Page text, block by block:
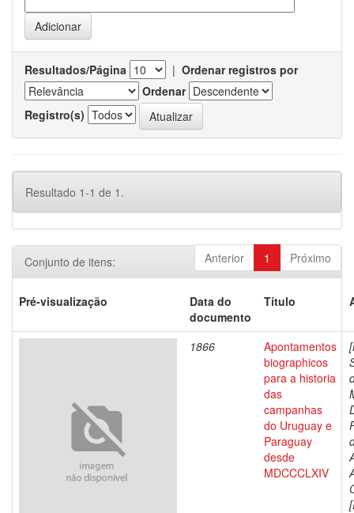
Resultados/Página | Ordenar registros por
Ordenar
Registro(s)
Resultado 1-1 de 1.
Anterior 1 Próximo
Conjunto de itens:
Pré-visualização
Data do
documento
Título
1866
Apontamentos
biographicos
para a historia
das
campanhas
do Uruguay e
Paraguay
desde
MDCCCLXIV